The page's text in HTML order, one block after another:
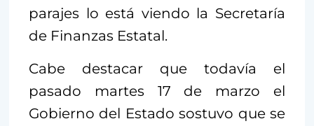
parajes lo está viendo la Secretaría
de Finanzas Estatal.
Cabe destacar que todavía el
pasado martes 17 de marzo el
Gobierno del Estado sostuvo que se